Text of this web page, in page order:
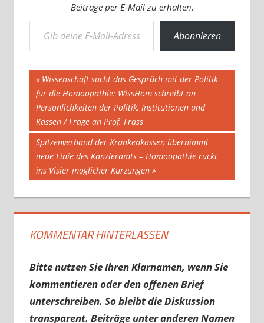
Beiträge per E-Mail zu erhalten.
Gib deine E-Mail-Adresse ein ...
Abonnieren
Beitragsnavigation
Vorheriger
Beitrag:
Wissenschaft sucht das Gespräch mit der Politik
für die Homöopathie: WissHom schreibt an
Persönlichkeiten der Politik, Institutionen und
Kassen / Frage an Prof. Frass
Nächster
Beitrag:
Spitzenverband der Krankenkassen übernimmt
neue Linie des Kanzleramts – Homöopathie rückt
ins Visier möglicher Kürzungen
KOMMENTAR HINTERLASSEN
Bitte nutzen Sie Ihren Klarnamen, wenn Sie
kommentieren oder den offenen Brief
unterschreiben. So bleibt die Diskussion
transparent. Beiträge unter anderen Namen